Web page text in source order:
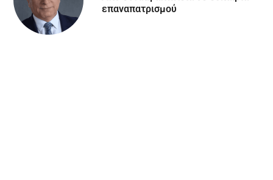
επαναπατρισμού